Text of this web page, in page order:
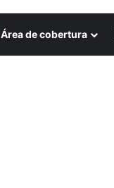
Área de cobertura